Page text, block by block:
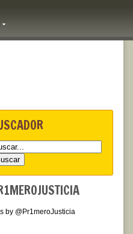
by @Pr1meroJusticia